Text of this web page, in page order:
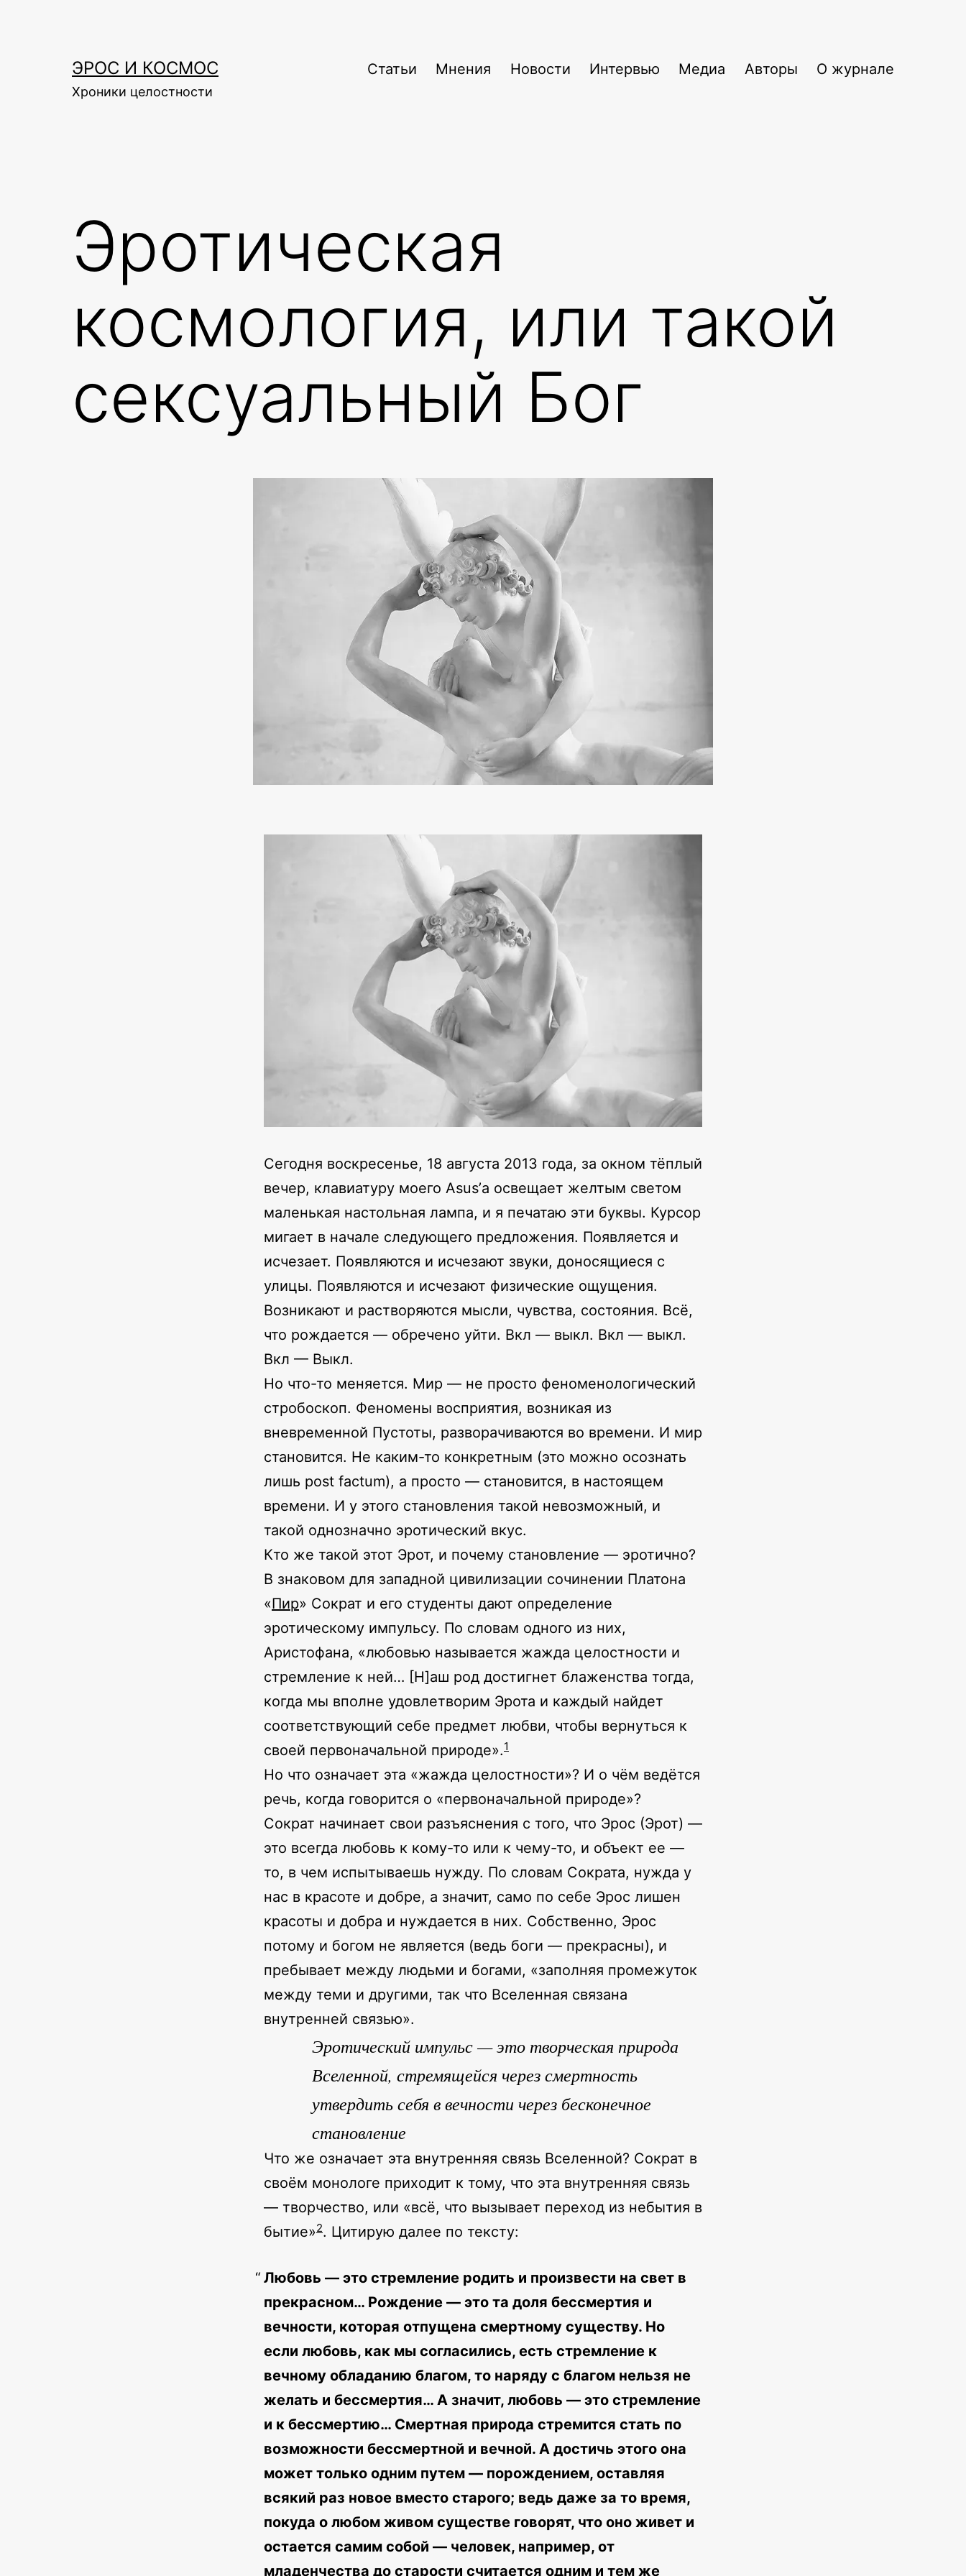
ЭРОС И КОСМОС
Хроники целостности
Статьи Мнения Новости Интервью Медиа Авторы О журнале
Эротическая
космология, или такой
сексуальный Бог
Сегодня воскресенье, 18 августа 2013 года, за окном тёплый
вечер, клавиатуру моего Asus’а освещает желтым светом
маленькая настольная лампа, и я печатаю эти буквы. Курсор
мигает в начале следующего предложения. Появляется и
исчезает. Появляются и исчезают звуки, доносящиеся с
улицы. Появляются и исчезают физические ощущения.
Возникают и растворяются мысли, чувства, состояния. Всё,
что рождается — обречено уйти. Вкл — выкл. Вкл — выкл.
Вкл — Выкл.
Но что-то меняется. Мир — не просто феноменологический
стробоскоп. Феномены восприятия, возникая из
вневременной Пустоты, разворачиваются во времени. И мир
становится. Не каким-то конкретным (это можно осознать
лишь post factum), а просто — становится, в настоящем
времени. И у этого становления такой невозможный, и
такой однозначно эротический вкус.
Кто же такой этот Эрот, и почему становление — эротично?
В знаковом для западной цивилизации сочинении Платона
«Пир» Сократ и его студенты дают определение
эротическому импульсу. По словам одного из них,
Аристофана, «любовью называется жажда целостности и
стремление к ней… [Н]аш род достигнет блаженства тогда,
когда мы вполне удовлетворим Эрота и каждый найдет
соответствующий себе предмет любви, чтобы вернуться к
своей первоначальной природе».1
Но что означает эта «жажда целостности»? И о чём ведётся
речь, когда говорится о «первоначальной природе»?
Сократ начинает свои разъяснения с того, что Эрос (Эрот) —
это всегда любовь к кому-то или к чему-то, и объект ее —
то, в чем испытываешь нужду. По словам Сократа, нужда у
нас в красоте и добре, а значит, само по себе Эрос лишен
красоты и добра и нуждается в них. Собственно, Эрос
потому и богом не является (ведь боги — прекрасны), и
пребывает между людьми и богами, «заполняя промежуток
между теми и другими, так что Вселенная связана
внутренней связью».
Эротический импульс — это творческая природа
Вселенной, стремящейся через смертность
утвердить себя в вечности через бесконечное
становление
Что же означает эта внутренняя связь Вселенной? Сократ в
своём монологе приходит к тому, что эта внутренняя связь
— творчество, или «всё, что вызывает переход из небытия в
бытие»2. Цитирую далее по тексту:
Любовь — это стремление родить и произвести на свет в
прекрасном… Рождение — это та доля бессмертия и
вечности, которая отпущена смертному существу. Но
если любовь, как мы согласились, есть стремление к
вечному обладанию благом, то наряду с благом нельзя не
желать и бессмертия… А значит, любовь — это стремление
и к бессмертию… Смертная природа стремится стать по
возможности бессмертной и вечной. А достичь этого она
может только одним путем — порождением, оставляя
всякий раз новое вместо старого; ведь даже за то время,
покуда о любом живом существе говорят, что оно живет и
остается самим собой — человек, например, от
младенчества до старости считается одним и тем же